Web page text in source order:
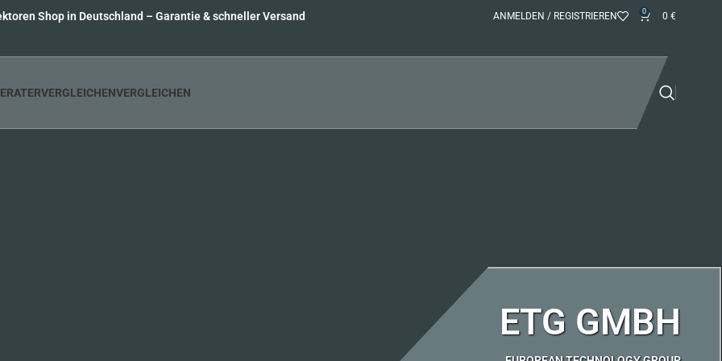
Shop in Deutschland – Garantie & schneller Versand ANMELDEN / REGISTRIEREN 0 0 €
VERGLEICHENVERGLEICHEN
ETG GMBH